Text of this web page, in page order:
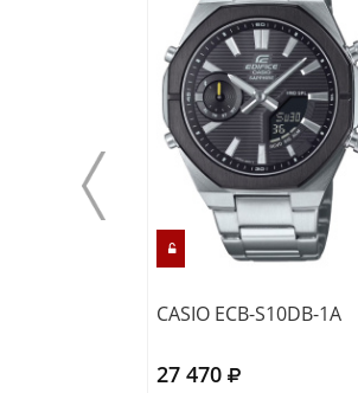
CASIO ECB-S10DB-1A
27 470